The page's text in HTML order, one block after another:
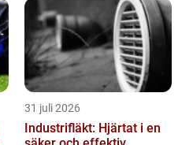
31 juli 2026
Industrifläkt: Hjärtat i en